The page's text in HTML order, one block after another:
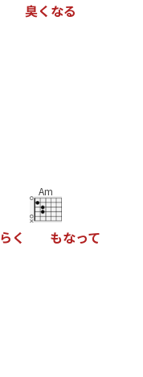
臭く なる
ら く
Am
もなって